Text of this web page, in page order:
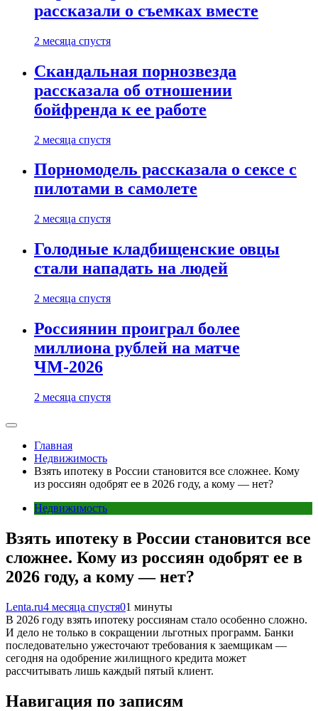
рассказали о съемках вместе
2 месяца спустя
Скандальная порнозвезда
рассказала об отношении
бойфренда к ее работе
2 месяца спустя
Порномодель рассказала о сексе с
пилотами в самолете
2 месяца спустя
Голодные кладбищенские овцы
стали нападать на людей
2 месяца спустя
Россиянин проиграл более
миллиона рублей на матче
ЧМ-2026
2 месяца спустя
Главная
Недвижимость
Взять ипотеку в России становится все сложнее. Кому
из россиян одобрят ее в 2026 году, а кому — нет?
Недвижимость
Взять ипотеку в России становится все
сложнее. Кому из россиян одобрят ее в
2026 году, а кому — нет?
Lenta.ru4 месяца спустя01 минуты
В 2026 году взять ипотеку россиянам стало особенно сложно.
И дело не только в сокращении льготных программ. Банки
последовательно ужесточают требования к заемщикам —
сегодня на одобрение жилищного кредита может
рассчитывать лишь каждый пятый клиент.
Навигация по записям